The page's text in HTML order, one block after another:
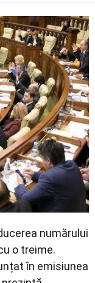
numărului
o treime.
în emisiunea